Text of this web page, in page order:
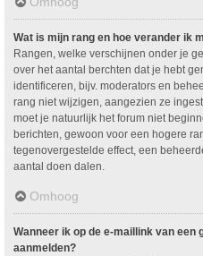
Wat is mijn rang en hoe verander ik
Rangen, welke verschijnen onder je
over het aantal berchten dat je hebt
identificeren, bijv. moderators en
rang niet wijzigen, aangezien ze
moet je natuurlijk het forum niet
berichten, gewoon voor een hogere
tegenovergestelde effect, een
aantal doen dalen.
Omhoog
Wanneer ik op de e-maillink van een
aanmelden?